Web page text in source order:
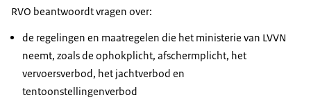
RVO beantwoordt vragen over:
de regelingen en maatregelen die het ministerie van LVVN
neemt, zoals de ophokplicht, afschermplicht, het
vervoersverbod, het jachtverbod en
tentoonstellingenverbod